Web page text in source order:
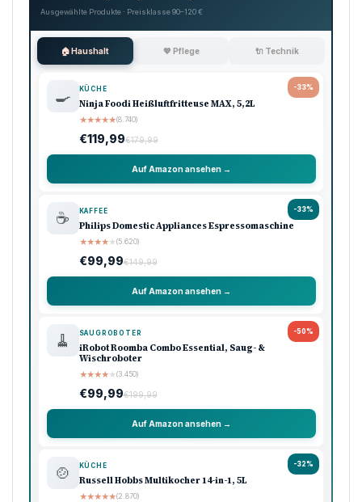
Ausgewählte Produkte · Preisklasse 90–120 €
🏠 Haushalt 💖 Pflege 🔌 Technik
-33%
🍳 KÜCHE
Ninja Foodi Heißluftfritteuse MAX, 5,2L
★★★★★(8.740)
€119,99€179,99
Auf Amazon ansehen →
-33%
☕ KAFFEE
Philips Domestic Appliances Espressomaschine
★★★★★(5.620)
€99,99€149,99
Auf Amazon ansehen →
-50%
🧹 SAUGROBOTER
iRobot Roomba Combo Essential, Saug- &
Wischroboter
★★★★★(3.450)
€99,99€199,99
Auf Amazon ansehen →
-32%
🍲 KÜCHE
Russell Hobbs Multikocher 14-in-1, 5L
★★★★★(2.870)